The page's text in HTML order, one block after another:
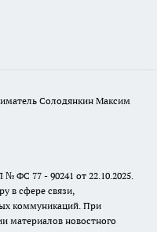
Солодянкин Максим
ФС 77 - 90241 от 22.10.2025.
в сфере связи,
коммуникаций. При
материалов новостного